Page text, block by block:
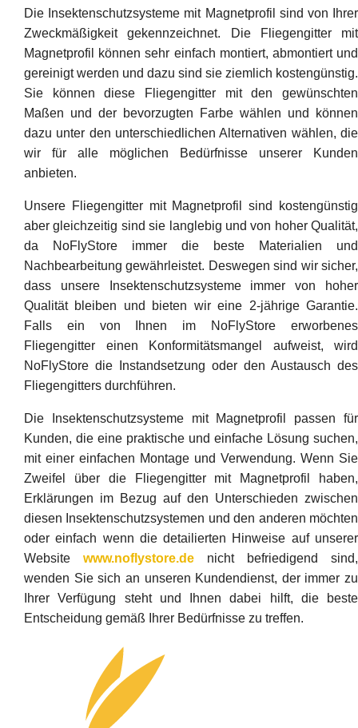
Die Insektenschutzsysteme mit Magnetprofil sind von Ihrer
Zweckmäßigkeit gekennzeichnet. Die Fliegengitter mit
Magnetprofil können sehr einfach montiert, abmontiert und
gereinigt werden und dazu sind sie ziemlich kostengünstig.
Sie können diese Fliegengitter mit den gewünschten
Maßen und der bevorzugten Farbe wählen und können
dazu unter den unterschiedlichen Alternativen wählen, die
wir für alle möglichen Bedürfnisse unserer Kunden
anbieten.
Unsere Fliegengitter mit Magnetprofil sind kostengünstig
aber gleichzeitig sind sie langlebig und von hoher Qualität,
da NoFlyStore immer die beste Materialien und
Nachbearbeitung gewährleistet. Deswegen sind wir sicher,
dass unsere Insektenschutzsysteme immer von hoher
Qualität bleiben und bieten wir eine 2-jährige Garantie.
Falls ein von Ihnen im NoFlyStore erworbenes
Fliegengitter einen Konformitätsmangel aufweist, wird
NoFlyStore die Instandsetzung oder den Austausch des
Fliegengitters durchführen.
Die Insektenschutzsysteme mit Magnetprofil passen für
Kunden, die eine praktische und einfache Lösung suchen,
mit einer einfachen Montage und Verwendung. Wenn Sie
Zweifel über die Fliegengitter mit Magnetprofil haben,
Erklärungen im Bezug auf den Unterschieden zwischen
diesen Insektenschutzsystemen und den anderen möchten
oder einfach wenn die detailierten Hinweise auf unserer
Website www.noflystore.de nicht befriedigend sind,
wenden Sie sich an unseren Kundendienst, der immer zu
Ihrer Verfügung steht und Ihnen dabei hilft, die beste
Entscheidung gemäß Ihrer Bedürfnisse zu treffen.